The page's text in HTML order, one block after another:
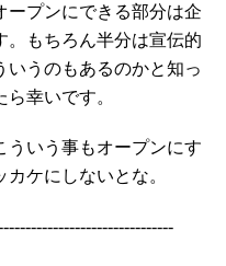
ープンにできる部分は企
。もちろん半分は宣伝的
いうのもあるのかと知っ
幸いです。
ういう事もオープンにす
ケにしないとな。